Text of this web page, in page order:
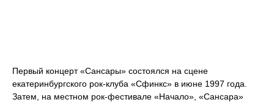
Первый концерт «Сансары» состоялся на сцене
екатеринбургского рок-клуба «Сфинкс» в июне 1997 года.
Затем, на местном рок-фестивале «Начало», «Сансара»